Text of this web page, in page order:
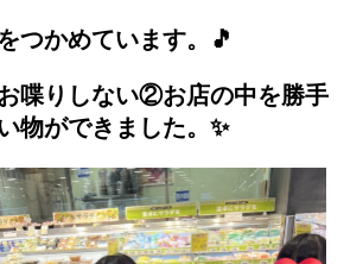
つかめています。🎵
喋りしない②お店の中を勝手
物ができました。✨